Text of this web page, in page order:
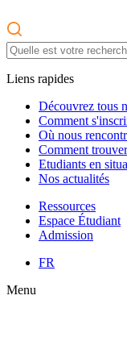
Liens rapides
Découvrez tous
Comment
Où nous
Comment
Etudiants en
Nos actualités
Ressources
Espace Étudiant
Admission
FR
Menu